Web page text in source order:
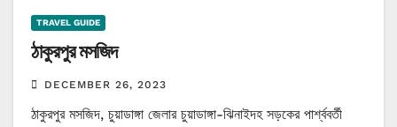
TRAVEL GUIDE
ঠাকুরপুর মসজিদ
DECEMBER 26, 2023
ঠাকুরপুর মসজিদ, চুয়াডাঙ্গা জেলার চুয়াডাঙ্গা-ঝিনাইদহ সড়কের পার্শ্ববর্তী